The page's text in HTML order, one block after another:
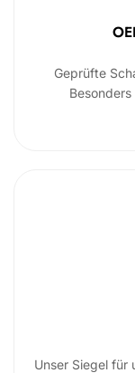
Geprüfte
Unser Siegel für